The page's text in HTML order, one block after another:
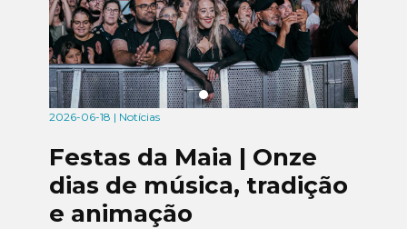
2026-06-18 | Notícias
Festas da Maia | Onze
dias de música, tradição
e animação